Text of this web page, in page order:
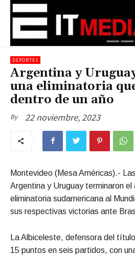
DEPORTES
Argentina y
una eliminatoria
dentro de un año
By 22 noviembre, 2023
Montevideo (Mesa Américas).-
Argentina y Uruguay terminaron
eliminatoria sudamericana al
sus respectivas victorias ante
La Albiceleste, defensora del
15 puntos en seis partidos, con